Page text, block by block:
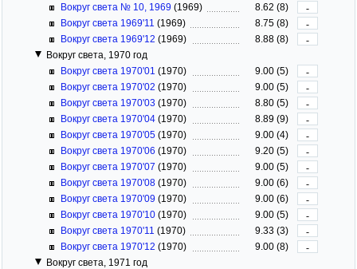
Вокруг света № 10, 1969 (1969) 8.62 (8)
-
Вокруг света 1969'11 (1969) 8.75 (8)
-
Вокруг света 1969'12 (1969) 8.88 (8)
-
Вокруг света, 1970 год
Вокруг света 1970'01 (1970) 9.00 (5)
-
Вокруг света 1970'02 (1970) 9.00 (5)
-
Вокруг света 1970'03 (1970) 8.80 (5)
-
Вокруг света 1970'04 (1970) 8.89 (9)
-
Вокруг света 1970'05 (1970) 9.00 (4)
-
Вокруг света 1970'06 (1970) 9.20 (5)
-
Вокруг света 1970'07 (1970) 9.00 (5)
-
Вокруг света 1970'08 (1970) 9.00 (6)
-
Вокруг света 1970'09 (1970) 9.00 (6)
-
Вокруг света 1970'10 (1970) 9.00 (5)
-
Вокруг света 1970'11 (1970) 9.33 (3)
-
Вокруг света 1970'12 (1970) 9.00 (8)
-
Вокруг света, 1971 год